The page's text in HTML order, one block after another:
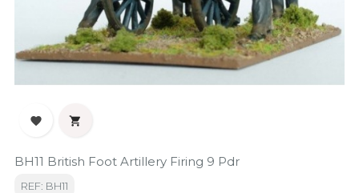
 
BH11 British Foot Artillery Firing 9 Pdr
REF: BH11